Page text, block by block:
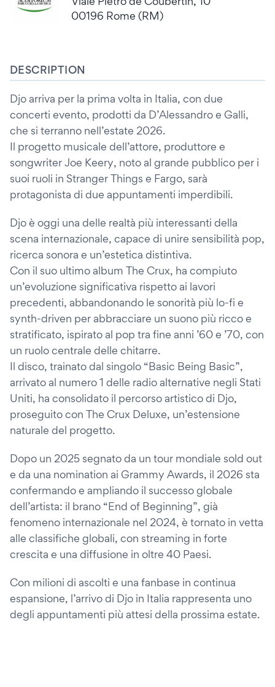
00196 Rome (RM)
DESCRIPTION
Djo arriva per la prima volta in Italia, con due
concerti evento, prodotti da D’Alessandro e Galli,
che si terranno nell’estate 2026.
Il progetto musicale dell’attore, produttore e
songwriter Joe Keery, noto al grande pubblico per i
suoi ruoli in Stranger Things e Fargo, sarà
protagonista di due appuntamenti imperdibili.
Djo è oggi una delle realtà più interessanti della
scena internazionale, capace di unire sensibilità pop,
ricerca sonora e un’estetica distintiva.
Con il suo ultimo album The Crux, ha compiuto
un’evoluzione significativa rispetto ai lavori
precedenti, abbandonando le sonorità più lo-fi e
synth-driven per abbracciare un suono più ricco e
stratificato, ispirato al pop tra fine anni ’60 e ’70, con
un ruolo centrale delle chitarre.
Il disco, trainato dal singolo “Basic Being Basic”,
arrivato al numero 1 delle radio alternative negli Stati
Uniti, ha consolidato il percorso artistico di Djo,
proseguito con The Crux Deluxe, un’estensione
naturale del progetto.
Dopo un 2025 segnato da un tour mondiale sold out
e da una nomination ai Grammy Awards, il 2026 sta
confermando e ampliando il successo globale
dell’artista: il brano “End of Beginning”, già
fenomeno internazionale nel 2024, è tornato in vetta
alle classifiche globali, con streaming in forte
crescita e una diffusione in oltre 40 Paesi.
Con milioni di ascolti e una fanbase in continua
espansione, l’arrivo di Djo in Italia rappresenta uno
degli appuntamenti più attesi della prossima estate.